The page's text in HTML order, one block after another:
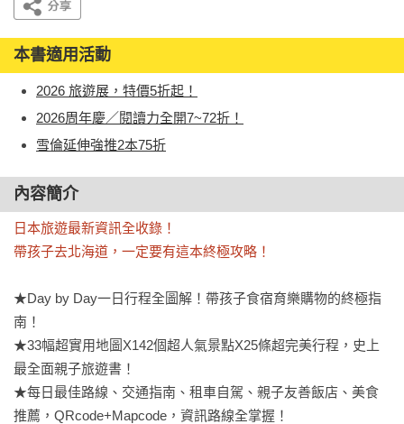
本書適用活動
2026 旅遊展，特價5折起！
2026周年慶／閱讀力全開7~72折！
雪倫延伸強推2本75折
內容簡介
日本旅遊最新資訊全收錄！
帶孩子去北海道，一定要有這本終極攻略！
★Day by Day一日行程全圖解！帶孩子食宿育樂購物的終極指
南！
★33幅超實用地圖X142個超人氣景點X25條超完美行程，史上
最全面親子旅遊書！
★每日最佳路線、交通指南、租車自駕、親子友善飯店、美食
推薦，QRcode+Mapcode，資訊路線全掌握！